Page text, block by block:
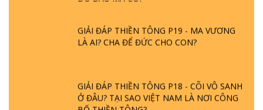
GIẢI ĐÁP THIỀN TÔNG P19 - MA VƯƠNG
LÀ AI? CHA ĐỂ ĐỨC CHO CON?
GIẢI ĐÁP THIỀN TÔNG P18 - CÕI VÔ SANH
Ở ĐÂU? TẠI SAO VIỆT NAM LÀ NƠI CÔNG
BỐ THIỀN TÔNG?